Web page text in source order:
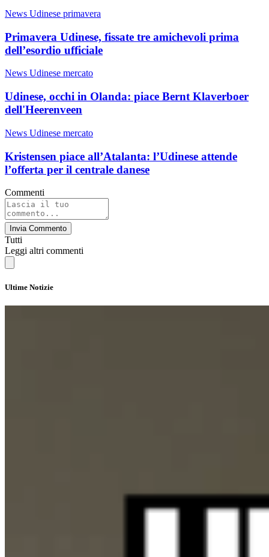
News Udinese primavera
Primavera Udinese, fissate tre amichevoli prima
dell’esordio ufficiale
News Udinese mercato
Udinese, occhi in Olanda: piace Bernt Klaverboer
dell'Heerenveen
News Udinese mercato
Kristensen piace all’Atalanta: l’Udinese attende
l’offerta per il centrale danese
Commenti
Invia Commento
Tutti
Leggi altri commenti
Ultime Notizie